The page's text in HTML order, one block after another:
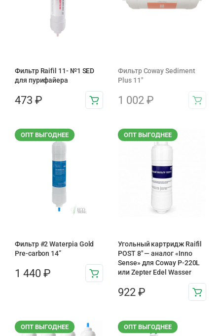
Фильтр Raifil 11- №1 SED
для пурифайера
473 ₽
Фильтр Coway Sediment
Plus 11″
1 002 ₽
ОПТ ВЫГОДНЕЕ
Фильтр #2 Waterpia Gold
Pre-carbon 14”
1 440 ₽
ОПТ ВЫГОДНЕЕ
Угольный картридж Raifil
POST 8″ — аналог «Inno
Sense» для Coway P-220L
или Zepter Edel Wasser
922 ₽
ОПТ ВЫГОДНЕЕ ОПТ ВЫГОДНЕЕ